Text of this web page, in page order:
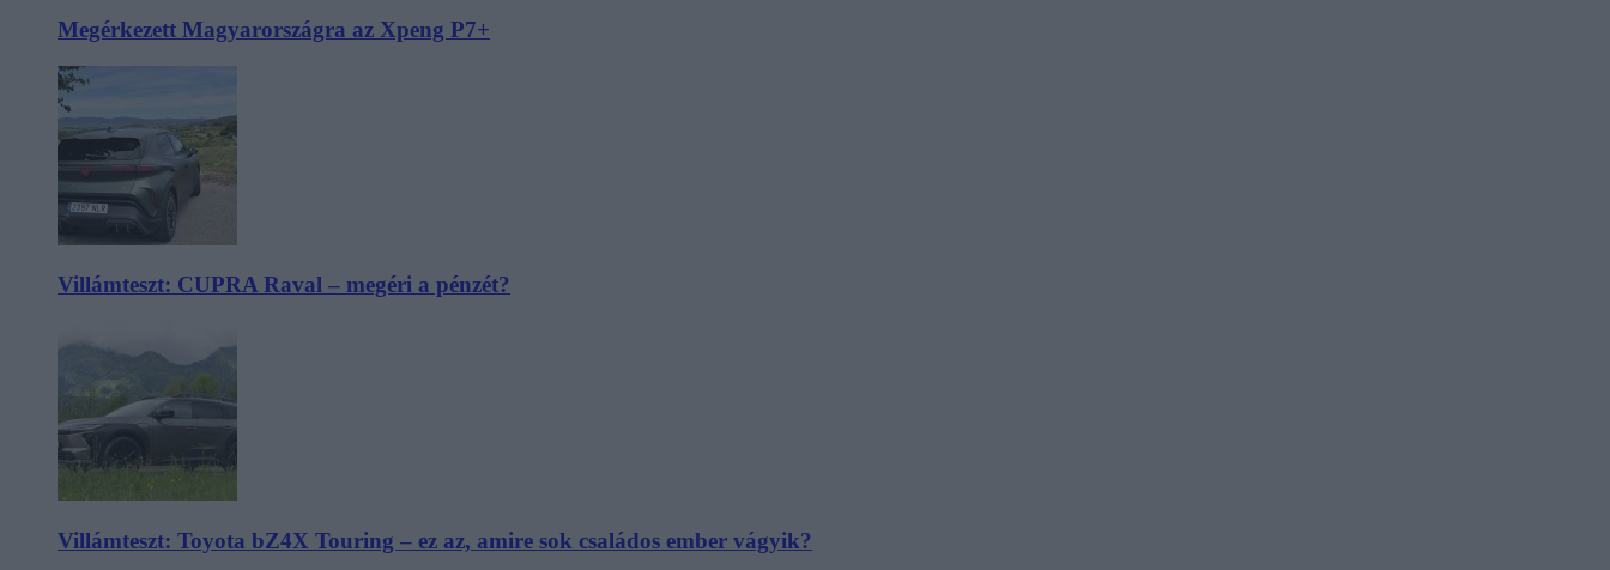
Megérkezett Magyarországra az Xpeng P7+
Villámteszt: CUPRA Raval – megéri a pénzét?
Villámteszt: Toyota bZ4X Touring – ez az, amire sok családos ember vágyik?